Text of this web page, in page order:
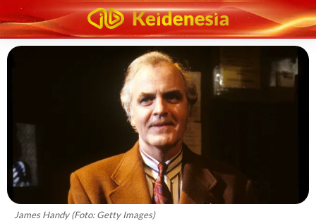
James Handy (Foto: Getty Images)